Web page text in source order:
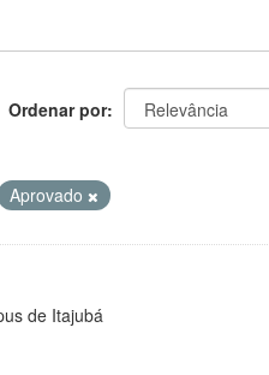
Ordenar por
Aprovado
de Itajubá